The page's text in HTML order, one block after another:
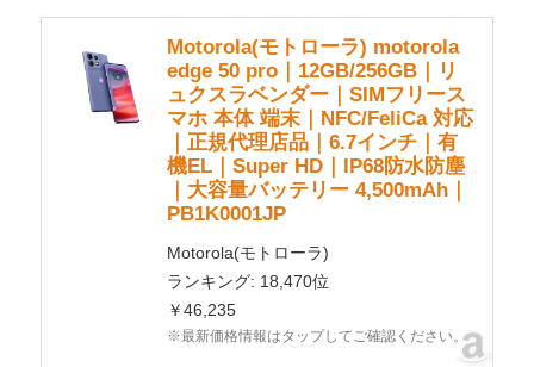
Motorola(モトローラ) motorola
edge 50 pro｜12GB/256GB｜リ
ュクスラベンダー｜SIMフリース
マホ 本体 端末｜NFC/FeliCa 対応
｜正規代理店品｜6.7インチ｜有
機EL｜Super HD｜IP68防水防塵
｜大容量バッテリー 4,500mAh｜
PB1K0001JP
Motorola(モトローラ)
ランキング: 18,470位
￥46,235
※最新価格情報はタップしてご確認ください。